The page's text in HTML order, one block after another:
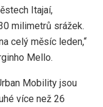
Itajaí,
milimetrů srážek.
celý měsíc leden,“
Mello.
Mobility jsou
více než 26